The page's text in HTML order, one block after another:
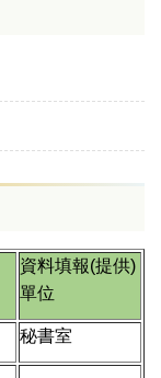
資料填報(提供)
單位
秘書室